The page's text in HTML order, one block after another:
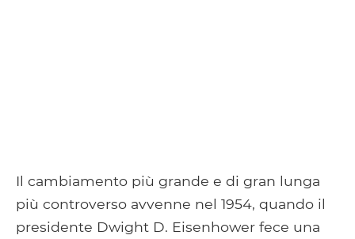
Il cambiamento più grande e di gran lunga
più controverso avvenne nel 1954, quando il
presidente Dwight D. Eisenhower fece una